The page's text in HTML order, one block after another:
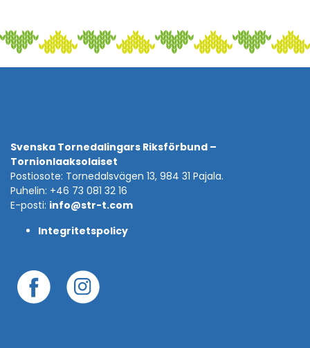
Svenska Tornedalingars Riksförbund –
Tornionlaaksolaiset
Postiosote: Tornedalsvägen 13, 984 31 Pajala.
Puhelin: +46 73 081 32 16
E-posti: info@str-t.com
Integritetspolicy